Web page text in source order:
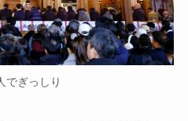
でぎっしり